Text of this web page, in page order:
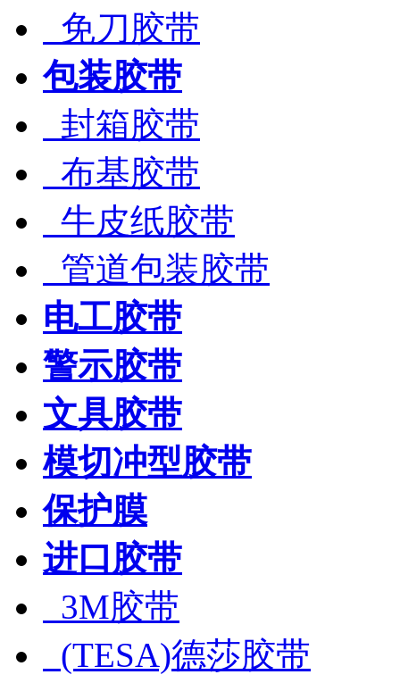
免刀胶带
包装胶带
封箱胶带
布基胶带
牛皮纸胶带
管道包装胶带
电工胶带
警示胶带
文具胶带
模切冲型胶带
保护膜
进口胶带
3M胶带
(TESA)德莎胶带